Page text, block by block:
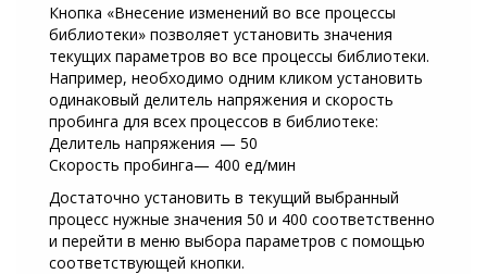
Кнопка «Внесение изменений во все процессы
библиотеки» позволяет установить значения
текущих параметров во все процессы библиотеки.
Например, необходимо одним кликом установить
одинаковый делитель напряжения и скорость
пробинга для всех процессов в библиотеке:
Делитель напряжения — 50
Скорость пробинга— 400 ед/мин
Достаточно установить в текущий выбранный
процесс нужные значения 50 и 400 соответственно
и перейти в меню выбора параметров с помощью
соответствующей кнопки.